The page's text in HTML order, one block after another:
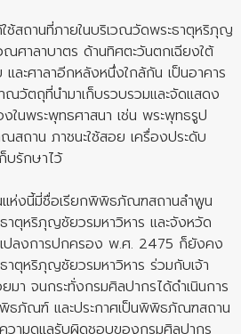
ใช้สถานที่ภายในบริเวณวัดพระธาตุหริภุญ
ศาลาบาตร ด้านทิศตะวันตกเฉียงใต้
ะศาลาอีกหลังหนึ่งใกล้กัน เป็นอาคาร
วัตถุที่นำมาเก็บรวบรวมและจัดแสดง
ในพระพุทธศาสนา เช่น พระพุทธรูป
ถาน ภาชนะใช้สอย เครื่องประดับ
บรักษาไว้
ห่งนี้มี่ชื่อเรียกพิพิธภัณฑสถานลำพูน
าตุหริภุญชัยวรมหาวิหาร และจังหวัด
ปลงการปกครอง พ.ศ. 2475 ก็ยังคง
ตุหริภุญชัยวรมหาวิหาร ร่วมกับเจ้า
มา จนกระทั่งกรมศิลปากรได้ดำเนินการ
ธภัณฑ์ และประกาศเป็นพิพิธภัณฑสถาน
ามดูแลรับผิดชอบของกรมศิลปากร